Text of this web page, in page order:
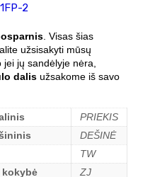
2
. Visas šias
užsisakyti mūsų
jų sandėlyje nėra,
dalisužsakome iš savo
PRIEKIS
DEŠINĖ
TW
ZJ